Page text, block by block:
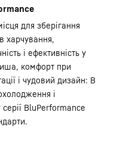
для зберігання
харчування,
і ефективність у
комфорт при
і чудовий дизайн: В
і
BluPerformance